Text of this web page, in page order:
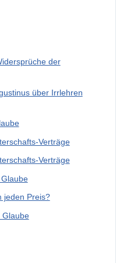
der
über Irrlehren
Verträge
Verträge
jeden Preis?
Glaube